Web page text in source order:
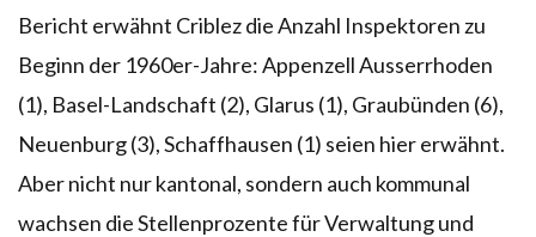
Bericht erwähnt Criblez die Anzahl Inspektoren zu
Beginn der 1960er-Jahre: Appenzell Ausserrhoden
(1), Basel-Landschaft (2), Glarus (1), Graubünden (6),
Neuenburg (3), Schaffhausen (1) seien hier erwähnt.
Aber nicht nur kantonal, sondern auch kommunal
wachsen die Stellenprozente für Verwaltung und